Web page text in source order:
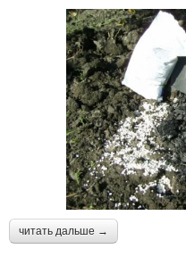
читать дальше →